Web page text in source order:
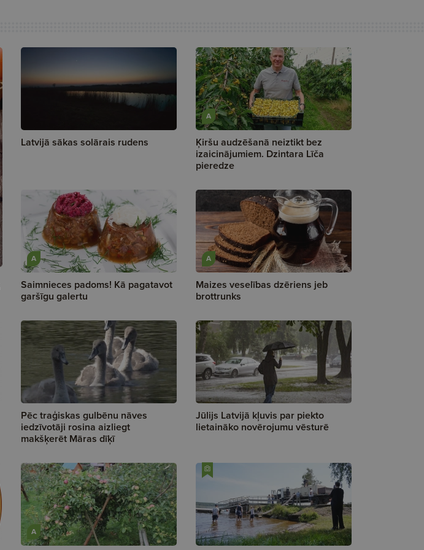
Latvijā sākas solārais rudens
A
Ķiršu audzēšanā neiztikt bez
izaicinājumiem. Dzintara Līča
pieredze
A
Saimnieces padoms! Kā pagatavot
garšīgu galertu
A
Maizes veselības dzēriens jeb
brottrunks
Pēc traģiskas gulbēnu nāves
iedzīvotāji rosina aizliegt
makšķerēt Māras dīķī
Jūlijs Latvijā kļuvis par piekto
lietaināko novērojumu vēsturē
A